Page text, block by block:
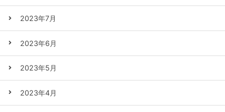
2023年7月
2023年6月
2023年5月
2023年4月